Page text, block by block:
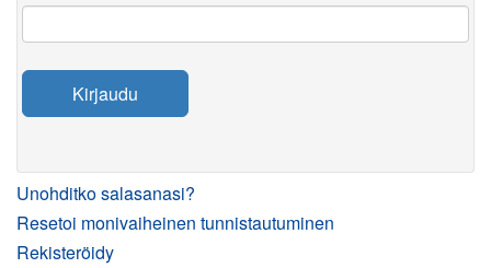
Kirjaudu
Unohditko salasanasi?
Resetoi monivaiheinen tunnistautuminen
Rekisteröidy